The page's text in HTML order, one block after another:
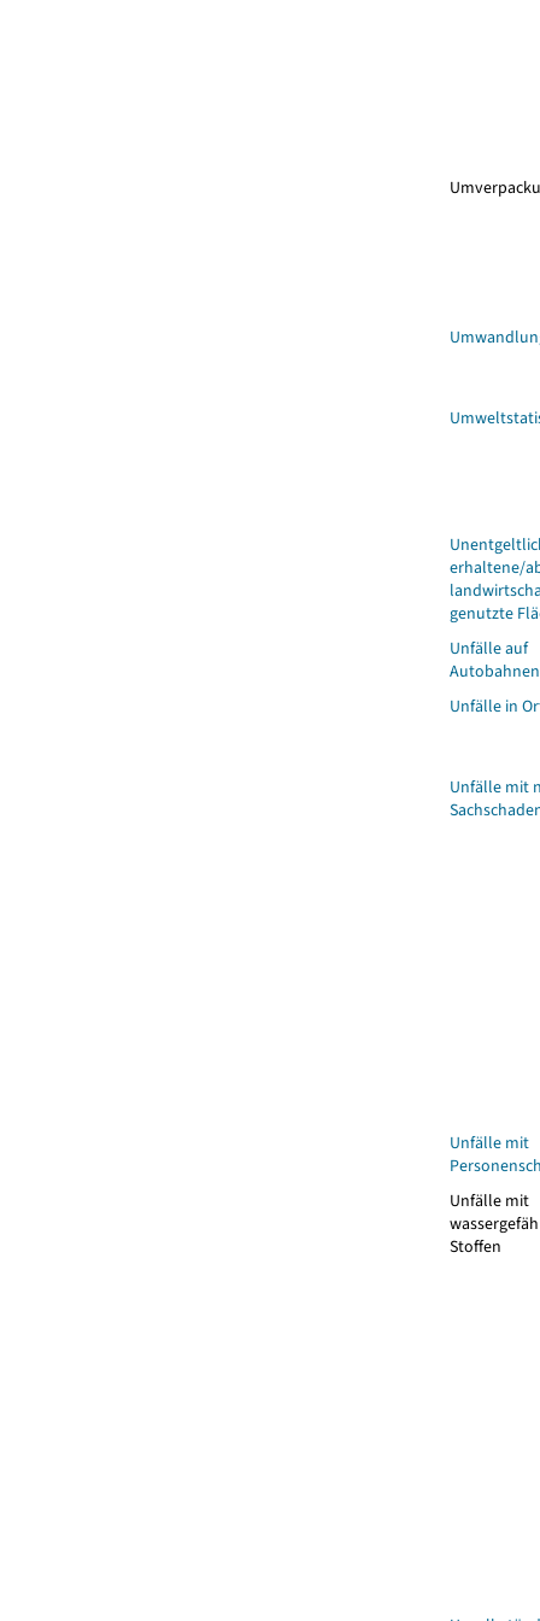
erhaltene/
genutzte
Unfälle auf
Autobahnen
Unfälle in
Unfälle mit
Unfälle mit
Unfälle mit
Stoffen